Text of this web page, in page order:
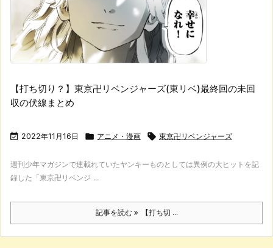
【打ち切り？】東京卍リベンジャーズ(東リベ)最終回の未回
収の伏線まとめ
 2022年11月16日  アニメ・漫画  東京卍リベンジャーズ
週刊少年マガジンで連載れていたヤンキーものとしては異例の大ヒットを記
録した「東京卍リベンジ ...
記事を読む 【打ち切 ...